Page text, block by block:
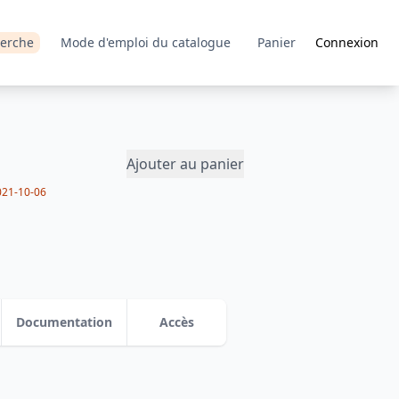
Mode d'emploi du catalogue Panier Connexion
Ajouter au panier
10-06
Documentation Accès